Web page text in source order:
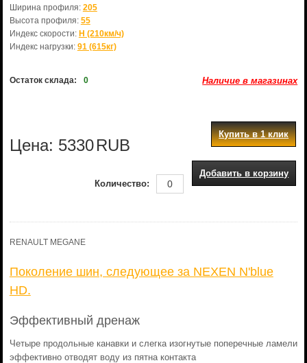
Ширина профиля: 205
Высота профиля: 55
Индекс скорости: H (210км/ч)
Индекс нагрузки: 91 (615кг)
Остаток склада: 0 Наличие в магазинах
Цена: 5330RUB
Купить в 1 клик
Добавить в корзину
Количество:
RENAULT MEGANE
Поколение шин, следующее за NEXEN N'blue
HD.
Эффективный дренаж
Четыре продольные канавки и слегка изогнутые поперечные ламели
эффективно отводят воду из пятна контакта